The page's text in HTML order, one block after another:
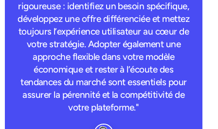
rigoureuse : identifiez un besoin spécifique,
développez une offre différenciée et mettez
toujours l’expérience utilisateur au cœur de
votre stratégie. Adopter également une
approche flexible dans votre modèle
économique et rester à l’écoute des
tendances du marché sont essentiels pour
assurer la pérennité et la compétitivité de
votre plateforme."